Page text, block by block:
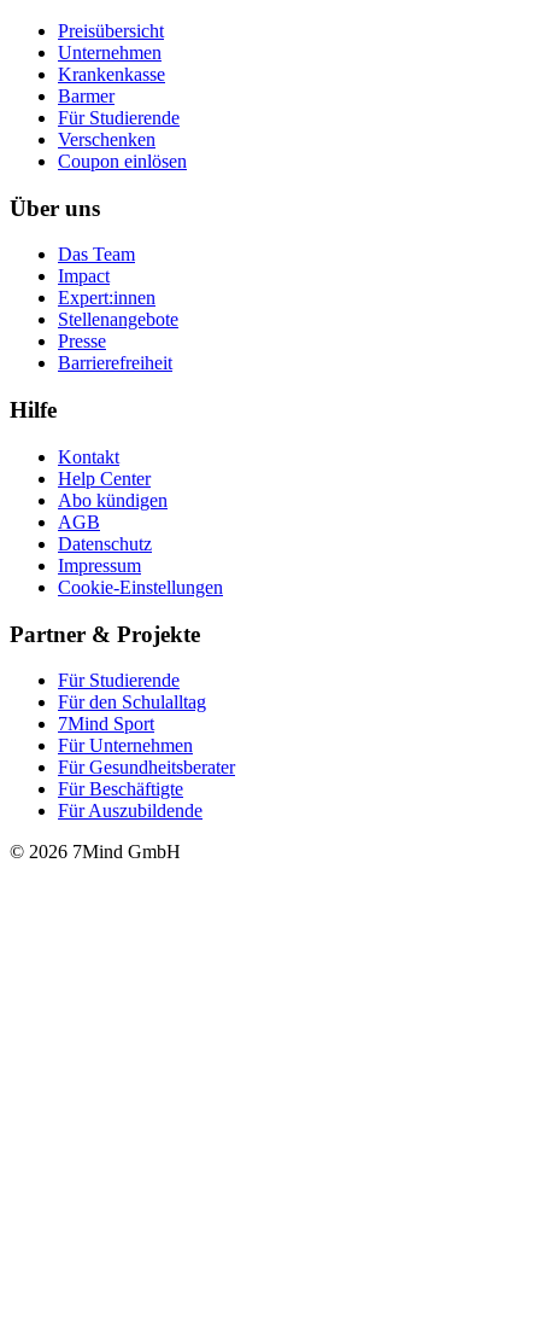
Preisübersicht
Unternehmen
Krankenkasse
Barmer
Für Studierende
Ver­schen­ken
Coupon einlösen
Über uns
Das Team
Impact
Expert:innen
Stellenangebote
Presse
Barrierefreiheit
Hilfe
Kontakt
Help Center
Abo kündigen
AGB
Datenschutz
Impressum
Cookie-Einstellungen
Partner & Projekte
Für Stu­die­rende
Für den Schulalltag
7Mind Sport
Für Unter­neh­men
Für Gesund­heits­be­ra­ter
Für Beschäftigte
Für Auszubildende
© 2026 7Mind GmbH